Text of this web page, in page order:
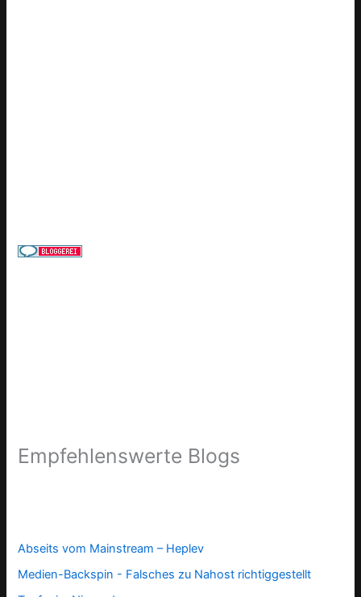
Empfehlenswerte Blogs
Abseits vom Mainstream – Heplev
Medien-Backspin - Falsches zu Nahost richtiggestellt